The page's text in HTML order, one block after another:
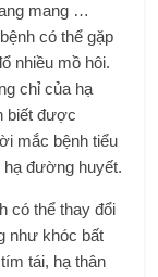
mang …
có thể gặp
nhiều mồ hôi.
chỉ của hạ
biết được
mắc bệnh tiểu
đường huyết.
có thể thay đổi
như khóc bất
tái, hạ thân